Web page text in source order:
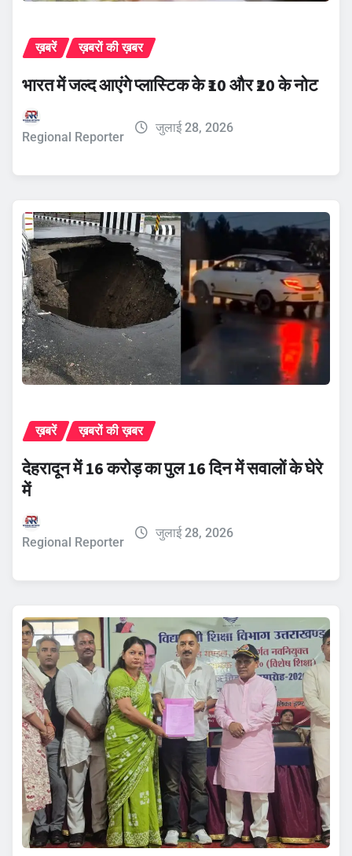
ख़बरें ख़बरों की ख़बर
भारत में जल्द आएंगे प्लास्टिक के ₹10 और ₹20 के नोट
Regional Reporter
जुलाई 28, 2026
ख़बरें ख़बरों की ख़बर
देहरादून में 16 करोड़ का पुल 16 दिन में सवालों के घेरे
में
Regional Reporter
जुलाई 28, 2026